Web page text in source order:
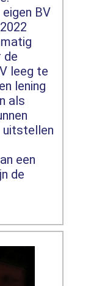
BV
de
leeg te
lening
als
uitstellen
een
de